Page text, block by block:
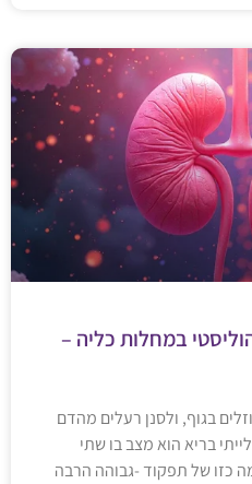
במחלות כליה –
בגוף, ולסנן רעלים מהדם
בריא הוא מצב בו שתי
כזו של תפקוד -גבוהה הרבה